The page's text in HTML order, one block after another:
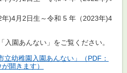
)4月2日生～令和 5 年（2023年)4
入園あんない」をご覧ください。
立幼稚園入園あんない」（PDF：
開きます）